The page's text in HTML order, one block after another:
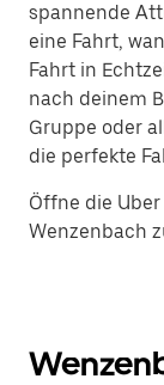
spannende
eine Fahrt,
Fahrt in
nach deinem
Gruppe oder
die perfekte
Öffne die
Wenzenbach